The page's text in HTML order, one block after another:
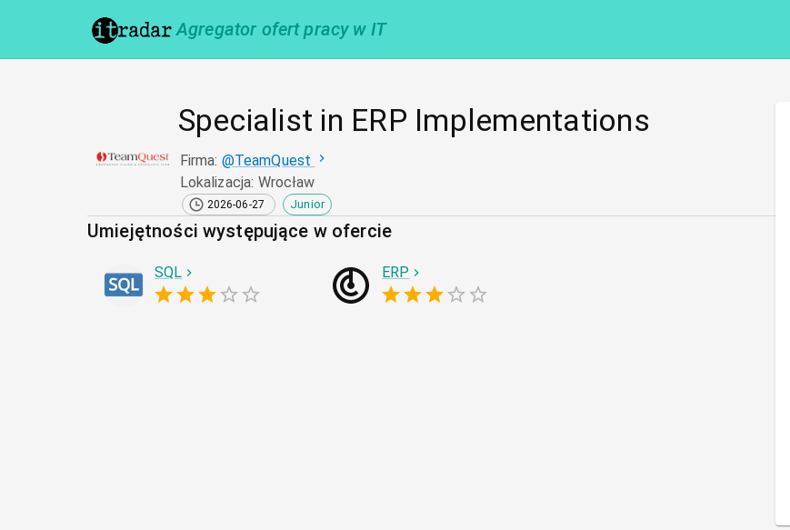
Agregator ofert pracy w IT
Specialist in ERP Implementations
Firma: @TeamQuest
Lokalizacja: Wrocław
2026-06-27 Junior
Umiejętności występujące w ofercie
SQL ERP